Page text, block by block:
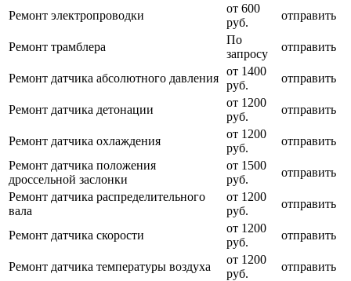
Ремонт электропроводки
от 600
руб.
отправить
Ремонт трамблера
По
запросу
отправить
Ремонт датчика абсолютного давления
от 1400
руб.
отправить
Ремонт датчика детонации
от 1200
руб.
отправить
Ремонт датчика охлаждения
от 1200
руб.
отправить
Ремонт датчика положения
дроссельной заслонки
от 1500
руб.
отправить
Ремонт датчика распределительного
вала
от 1200
руб.
отправить
Ремонт датчика скорости
от 1200
руб.
отправить
Ремонт датчика температуры воздуха
от 1200
руб.
отправить